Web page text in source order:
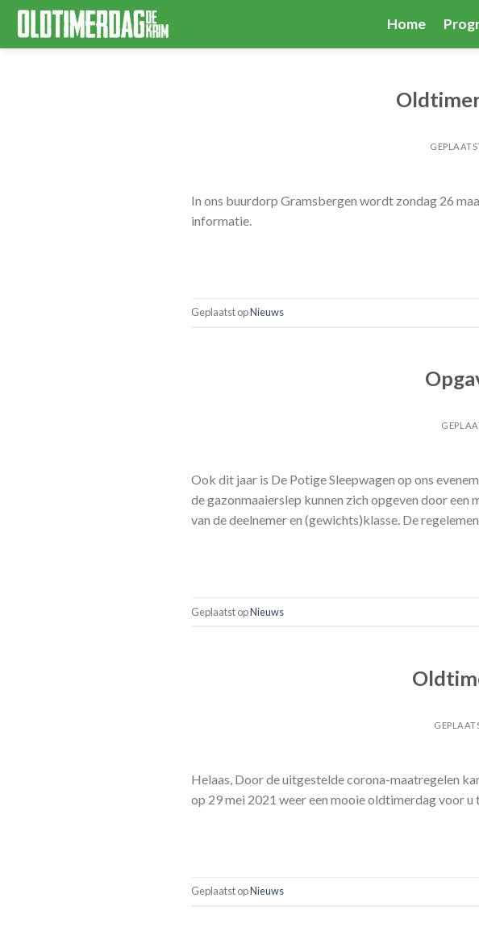
Skip
content
Home
In ons buurdorp Gramsbergen wordt zondag 26
informatie.
Geplaatst opNieuws
Ook dit jaar is De Potige Sleepwagen op ons
de gazonmaaierslep kunnen zich opgeven door
van de deelnemer en (gewichts)klasse. De
Geplaatst opNieuws
Helaas, Door de uitgestelde corona-maatregelen
op 29 mei 2021 weer een mooie oldtimerdag voor
Geplaatst opNieuws